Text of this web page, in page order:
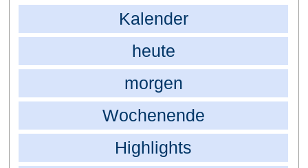
Kalender
heute
morgen
Wochenende
Highlights